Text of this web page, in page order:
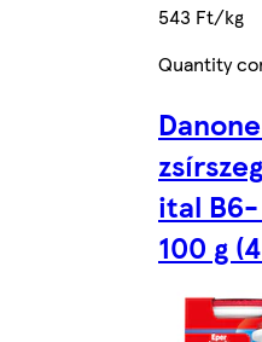
543 Ft/kg
Quantity
ital
100 g